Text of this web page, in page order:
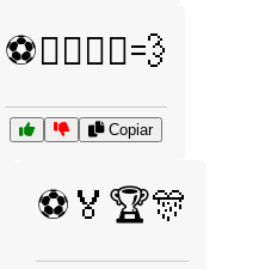
⚽🏃‍♂️🏃‍♀️💨
Copiar
⚽🏅🏆🎊